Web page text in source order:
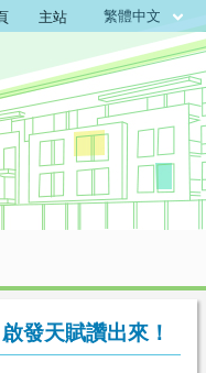
主站 繁體中文
發天賦讚出來！